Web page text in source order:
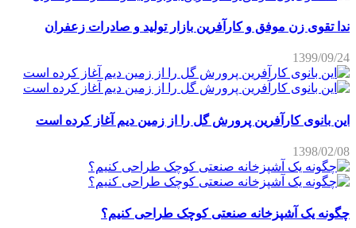
ندا تقوی زن موفق و کارآفرین بازار تولید و صادرات زعفران
1399/09/24
این بانوی کارآفرین پرورش گل را از زمین دیم آغاز کرده است
1398/02/08
چگونه یک آشپزخانه صنعتی کوچک طراحی کنیم؟